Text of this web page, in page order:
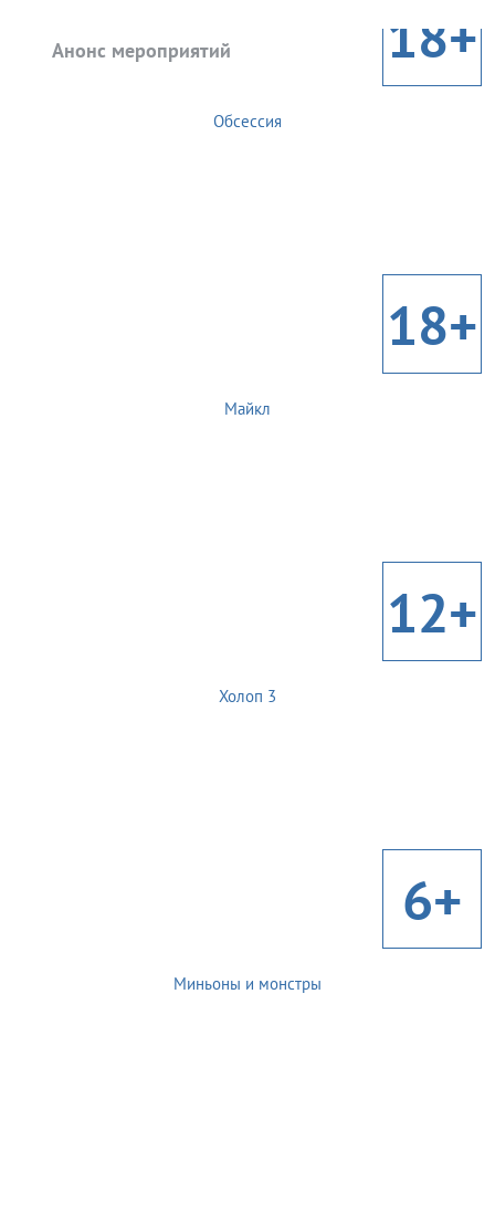
Анонс мероприятий 18+
Обсессия
18+
Майкл
12+
Холоп 3
6+
Миньоны и монстры